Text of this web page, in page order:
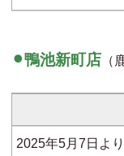
⚫︎鴨池新町店 （
2025年5月7日より